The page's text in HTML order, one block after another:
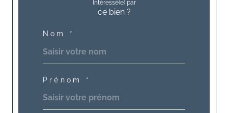
Intéressé(e) par
ce bien ?
Nom *
Prénom *